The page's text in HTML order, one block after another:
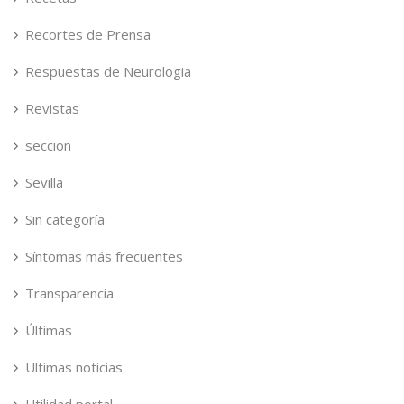
Recortes de Prensa
Respuestas de Neurologia
Revistas
seccion
Sevilla
Sin categoría
Síntomas más frecuentes
Transparencia
Últimas
Ultimas noticias